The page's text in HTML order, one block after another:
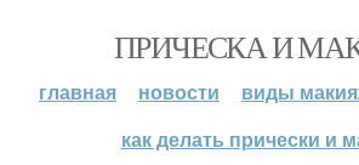
ПРИЧЕСКА И
главная новости
виды
как делать прически и